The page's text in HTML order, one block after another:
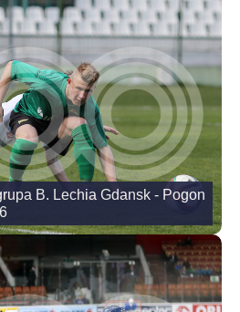
B. Lechia Gdansk - Pogon